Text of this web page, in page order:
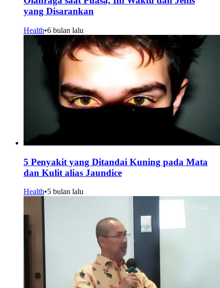
yang Disarankan
Health•6 bulan lalu
5 Penyakit yang Ditandai Kuning pada Mata
dan Kulit alias Jaundice
Health•5 bulan lalu